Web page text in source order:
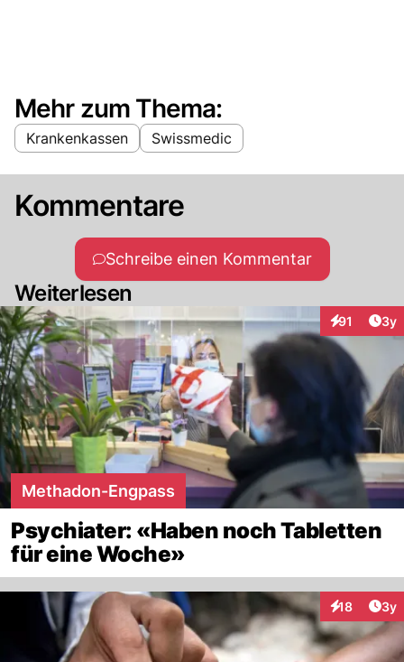
Mehr zum Thema:
Krankenkassen Swissmedic
Kommentare
Schreibe einen Kommentar
Weiterlesen
91 3y
Methadon-Engpass
Psychiater: «Haben noch Tabletten
für eine Woche»
18 3y